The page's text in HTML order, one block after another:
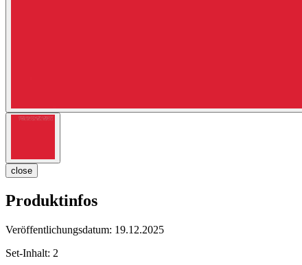
close
Produktinfos
Veröffentlichungsdatum: 19.12.2025
Set-Inhalt: 2